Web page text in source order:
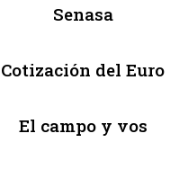
Senasa
Cotización del Euro
El campo y vos